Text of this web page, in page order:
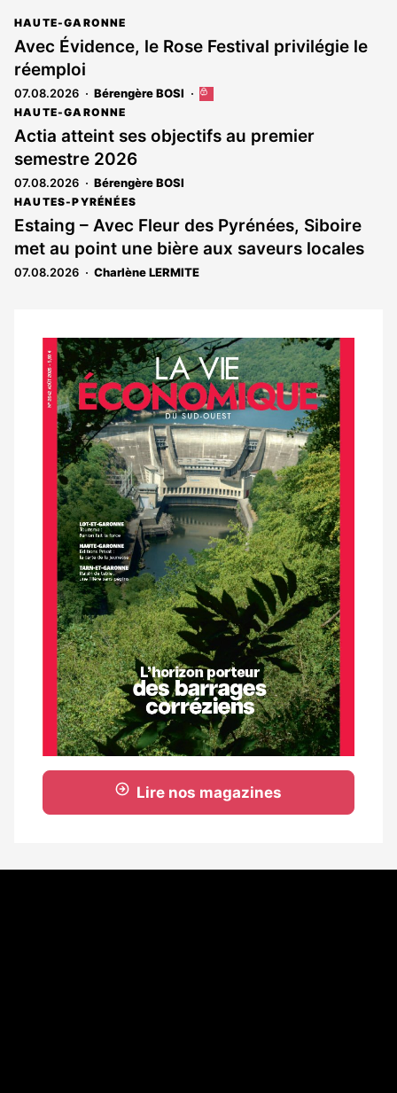
HAUTE-GARONNE
Avec Évidence, le Rose Festival privilégie le
réemploi
07.08.2026 Bérengère BOSI
Cet
est
réservé
HAUTE-GARONNE
Actia atteint ses objectifs au premier
semestre 2026
07.08.2026 Bérengère BOSI
HAUTES-PYRÉNÉES
Estaing – Avec Fleur des Pyrénées, Siboire
met au point une bière aux saveurs locales
07.08.2026 Charlène LERMITE
Notre
dernier
magazine
Lire nos magazines